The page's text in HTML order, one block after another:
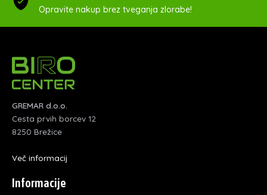
Opravite nakup brez tveganja zlorabe!
GREMAR d.o.o.
Cesta prvih borcev 12
8250 Brežice
Več informacij
Informacije